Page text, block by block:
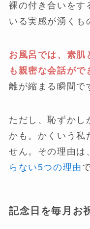
裸の付き合いをす
いる実感が湧くも
お風呂では、素肌
も親密な会話がで
離が縮まる瞬間で
ただし、恥ずかし
かも。かくいう私
せん。その理由は
らない5つの理由
記念日を毎月お